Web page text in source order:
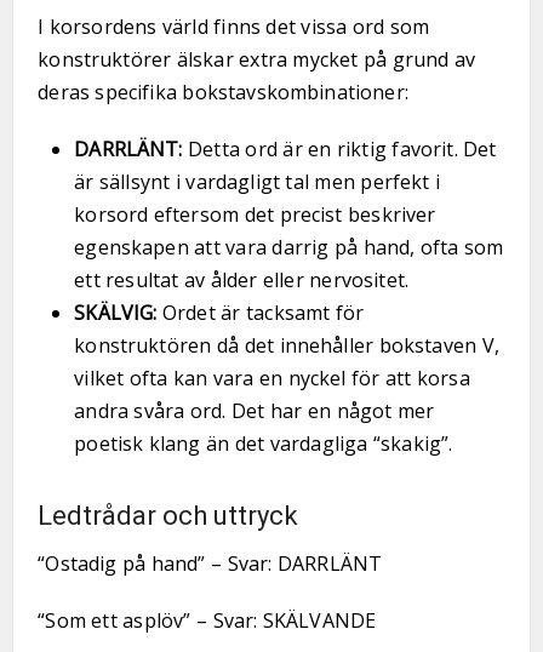
I korsordens värld finns det vissa ord som
konstruktörer älskar extra mycket på grund av
deras specifika bokstavskombinationer:
DARRLÄNT: Detta ord är en riktig favorit. Det
är sällsynt i vardagligt tal men perfekt i
korsord eftersom det precist beskriver
egenskapen att vara darrig på hand, ofta som
ett resultat av ålder eller nervositet.
SKÄLVIG: Ordet är tacksamt för
konstruktören då det innehåller bokstaven V,
vilket ofta kan vara en nyckel för att korsa
andra svåra ord. Det har en något mer
poetisk klang än det vardagliga “skakig”.
Ledtrådar och uttryck
“Ostadig på hand” – Svar: DARRLÄNT
“Som ett asplöv” – Svar: SKÄLVANDE